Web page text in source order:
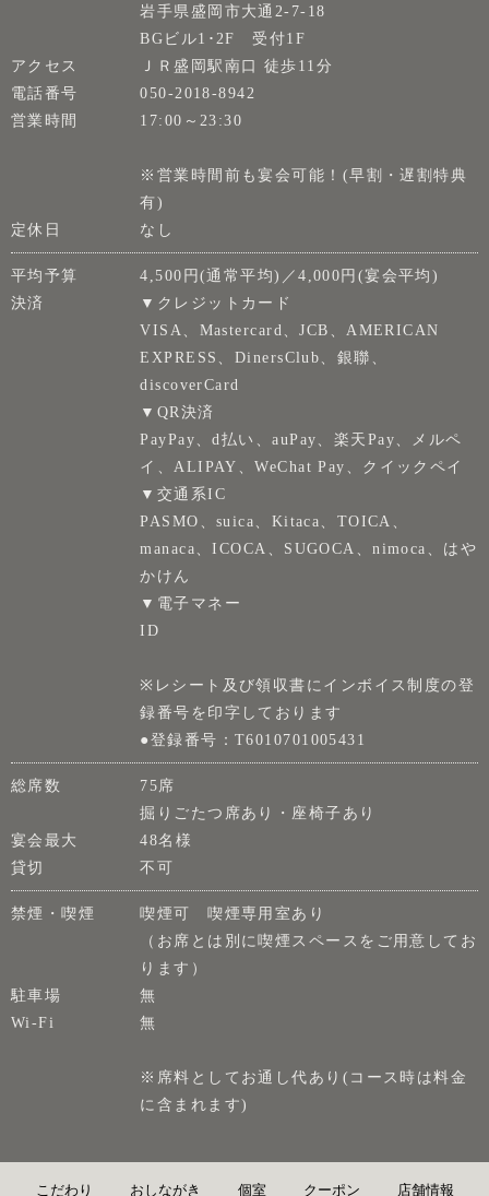
岩手県盛岡市大通2-7-18
BGビル1･2F 受付1F
アクセス
ＪＲ盛岡駅南口 徒歩11分
電話番号
050-2018-8942
営業時間
17:00～23:30
※営業時間前も宴会可能！(早割・遅割特典
有)
定休日
なし
平均予算
4,500円(通常平均)／4,000円(宴会平均)
決済
▼クレジットカード
VISA、Mastercard、JCB、AMERICAN
EXPRESS、DinersClub、銀聯、
discoverCard
▼QR決済
PayPay、d払い、auPay、楽天Pay、メルペ
イ、ALIPAY、WeChat Pay、クイックペイ
▼交通系IC
PASMO、suica、Kitaca、TOICA、
manaca、ICOCA、SUGOCA、nimoca、はや
かけん
▼電子マネー
ID
※レシート及び領収書にインボイス制度の登
録番号を印字しております
●登録番号：T6010701005431
総席数
75席
掘りごたつ席あり・座椅子あり
宴会最大
48名様
貸切
不可
禁煙・喫煙
喫煙可 喫煙専用室あり
（お席とは別に喫煙スペースをご用意してお
ります）
駐車場
無
Wi-Fi
無
※席料としてお通し代あり(コース時は料金
に含まれます)
こだわり おしながき 個室 クーポン 店舗情報